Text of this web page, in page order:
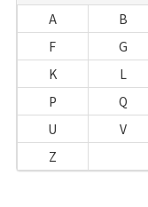
A B
F
G
K
L
P
Q
U
V
Z